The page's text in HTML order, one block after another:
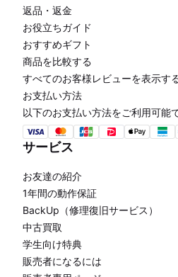
返品・返金
お役立ちガイド
おすすめギフト
商品を比較する
すべてのお客様レビューを表示す
お支払い方法
以下のお支払い方法をご利用可能
サービス
お友達の紹介
1年間の動作保証
BackUp（修理復旧サービス）
中古買取
学生向け特典
販売者になるには